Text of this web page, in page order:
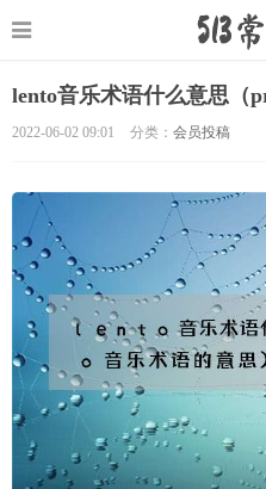
lento音乐术语什么意思（
2022-06-02 09:01 分类： 会员投稿